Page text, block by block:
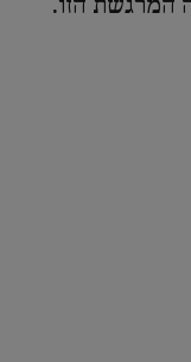
המרגשת הזו.